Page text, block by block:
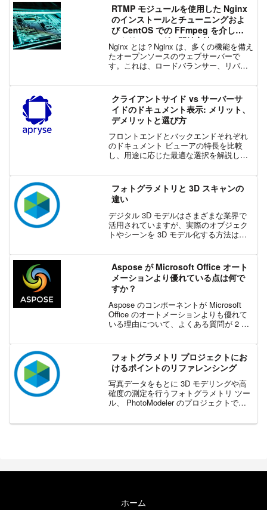
ラと巻き尺だけで現場測定が可能となり
ます。今回...
RTMP モジュールを使用した Nginx
のインストールとチューニングおよ
び CentOS での FFmpeg を介した
ストリーミングの開始方法
Nginx とは？Nginx は、多くの機能を備え
たオープンソースのウェブサーバーで
す。これは、ロードバランサー、リバー
の記事では、インターネットを介してウ
ェブカ...
クライアントサイド vs サーバーサ
イドのドキュメント表示: メリット、
デメリットと選び方
フロントエンドとバックエンドそれぞれ
のドキュメント ビューアの特長を比較
し、用途に応じた最適な選択を解説しま
ど、重要な判断ポイントを整理します。
はじめにクライアントサイド...
フォトグラメトリと 3D スキャンの
違い
デジタル 3D モデルはさまざまな業界で
活用されていますが、実際のオブジェク
トやシーンを 3D モデル化する方法はい
です。3D モデルは、設計、製造、科学捜
査...
Aspose が Microsoft Office オート
メーションより優れている点は何で
すか？
Aspose のコンポーネントが Microsoft
Office のオートメーションよりも優れて
いる理由について、よくある質問が 2 つ
必要が...
フォトグラメトリ プロジェクトにお
けるポイントのリファレンシング
写真データをもとに 3D モデリングや高
確度の測定を行うフォトグラメトリ ツー
ル、 PhotoModeler のプロジェクトで
発生します。リファレンシングとは、2
ホーム